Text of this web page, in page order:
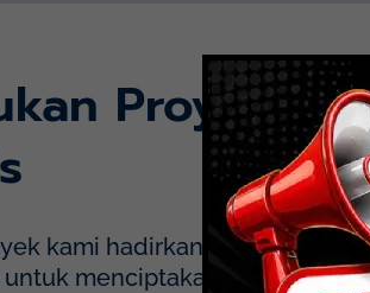
Proyek
kami hadirkan dengan
menciptakan solusi yang